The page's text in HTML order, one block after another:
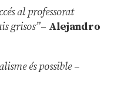
al professorat
grisos”– Alejandro
és possible –